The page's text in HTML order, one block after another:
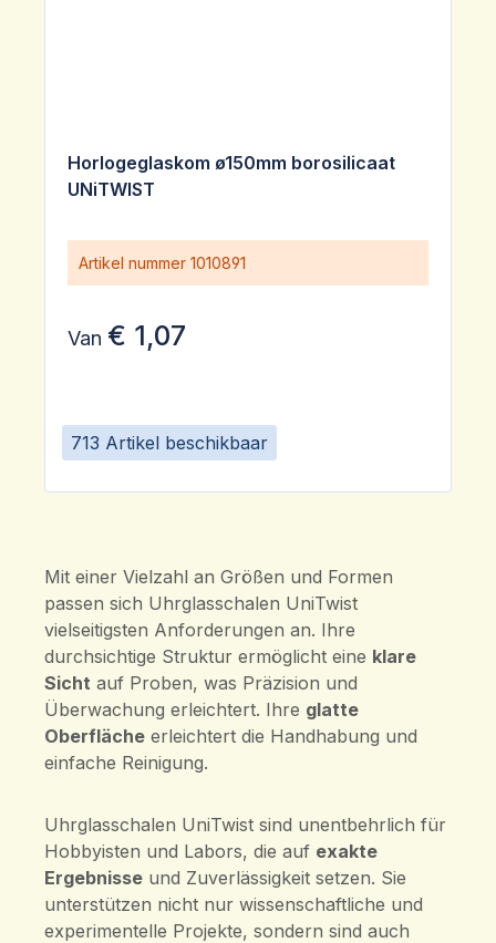
713 Artikel beschikbaar
Horlogeglaskom ø150mm borosilicaat
UNiTWIST
Artikel nummer 1010891
Van € 1,07
Mit einer Vielzahl an Größen und Formen
passen sich Uhrglasschalen UniTwist
vielseitigsten Anforderungen an. Ihre
durchsichtige Struktur ermöglicht eine klare
Sicht auf Proben, was Präzision und
Überwachung erleichtert. Ihre glatte
Oberfläche erleichtert die Handhabung und
einfache Reinigung.
Uhrglasschalen UniTwist sind unentbehrlich für
Hobbyisten und Labors, die auf exakte
Ergebnisse und Zuverlässigkeit setzen. Sie
unterstützen nicht nur wissenschaftliche und
experimentelle Projekte, sondern sind auch